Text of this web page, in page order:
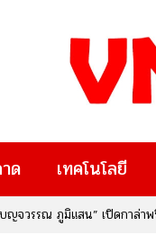
ด เทคโนโลยี
บญจวรรณ ภูมิแสน” เปิดกา